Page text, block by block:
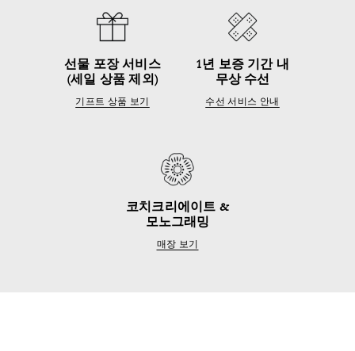
선물 포장 서비스
(세일 상품 제외)
기프트 상품 보기
1년 보증 기간 내
무상 수선
수선 서비스 안내
코치크리에이트 &
모노그래밍
매장 보기